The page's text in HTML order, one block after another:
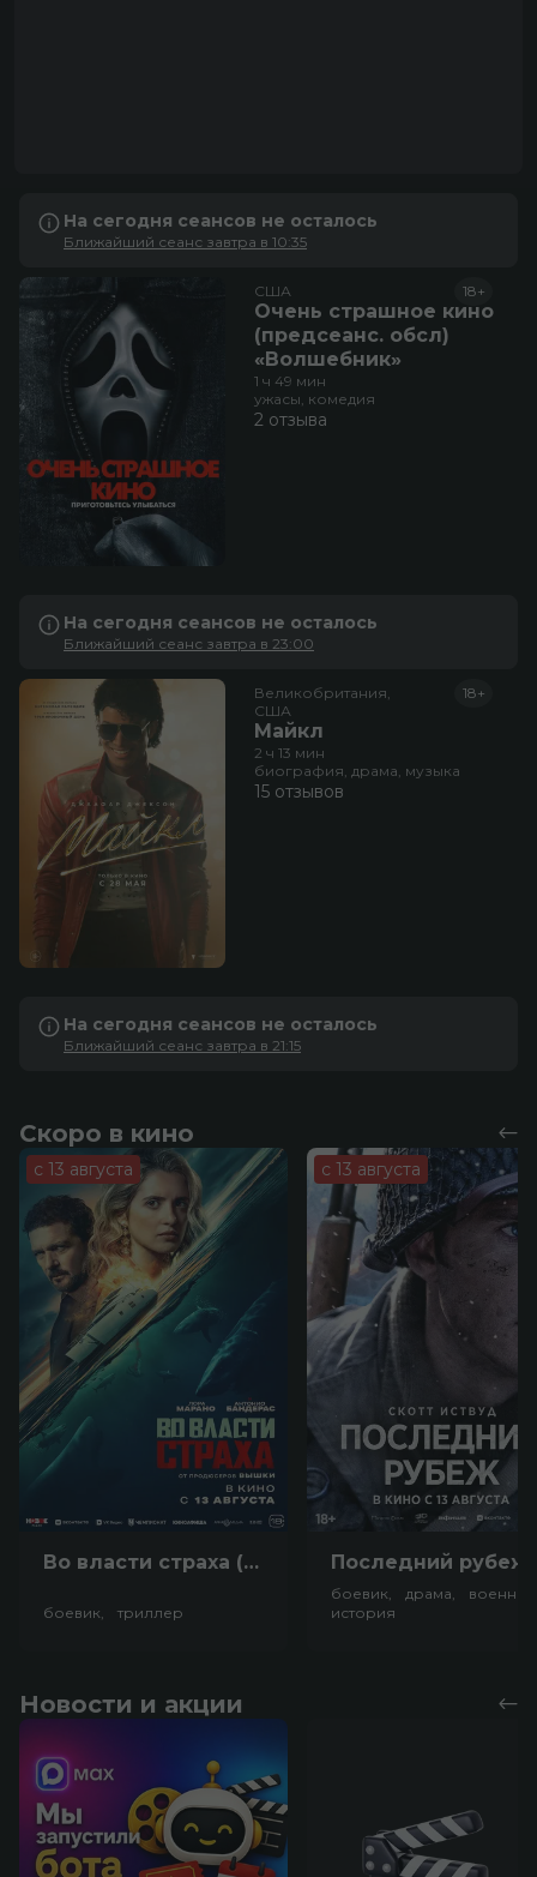
На сегодня сеансов не осталось
Ближайший сеанс завтра в 10:35
США
Очень страшное кино
(предсеанс. обсл)
«Волшебник»
18+
1 ч 49 мин
ужасы, комедия
2 отзыва
На сегодня сеансов не осталось
Ближайший сеанс завтра в 23:00
Великобритания,
США
Майкл
18+
2 ч 13 мин
биография, драма, музыка
15 отзывов
На сегодня сеансов не осталось
Ближайший сеанс завтра в 21:15
Скоро в кино
с 13 августа
Во власти страха (18+)
боевик, триллер
с 13 августа
боевик, драма,
история
Новости и акции